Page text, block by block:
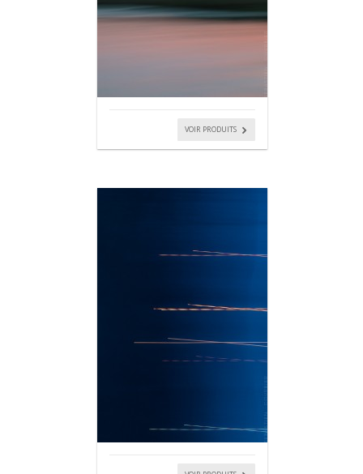
VOIR PRODUITS